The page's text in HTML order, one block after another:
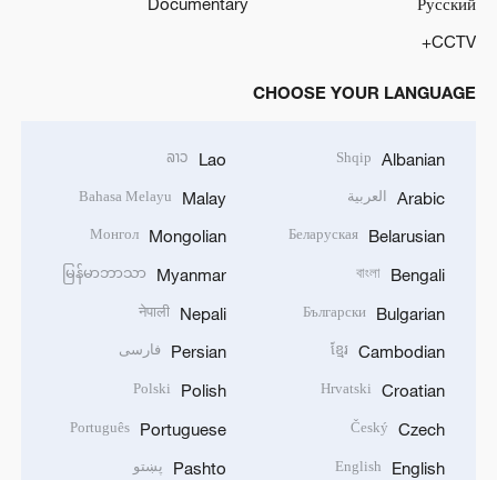
CCTV+
CHOOSE YOUR LANGUAGE
Albanian
Shqip
Arabic العربية
Belarusian
Беларуская
Bengali
বাংলা
Bulgarian
Български
Cambodian
ខ្មែរ
Croatian
Hrvatski
Czech
Český
English
English
Lao
ລາວ
Malay
Bahasa Melayu
Mongolian
Монгол
Myanmar
မြန်မာဘာသာ
Nepali
नेपाली
Persian فارسی
Polish
Polski
Portuguese
Português
Pashto پښتو